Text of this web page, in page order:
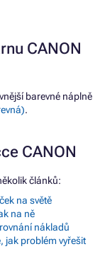
CANON
barevné náplně
.
CANON
článků:
na světě
na ně
nákladů
jak problém vyřešit